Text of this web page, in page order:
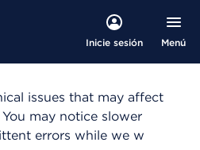
Inicie sesión Menú
issues that may affect
may notice slower
errors while we w